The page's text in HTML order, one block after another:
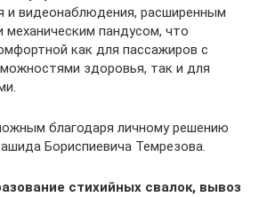
и видеонаблюдения, расширенным
пандусом, что
как для пассажиров с
здоровья, так и для
благодаря личному решению
Бориспиевича Темрезова.
стихийных свалок, вывоз